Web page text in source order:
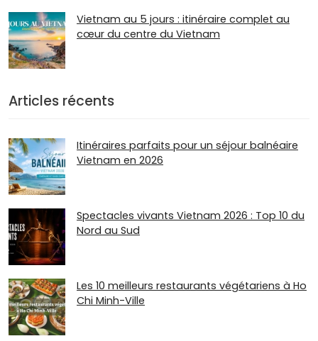
Vietnam au 5 jours : itinéraire complet au
cœur du centre du Vietnam
Articles récents
Itinéraires parfaits pour un séjour balnéaire
Vietnam en 2026
Spectacles vivants Vietnam 2026 : Top 10 du
Nord au Sud
Les 10 meilleurs restaurants végétariens à Ho
Chi Minh-Ville